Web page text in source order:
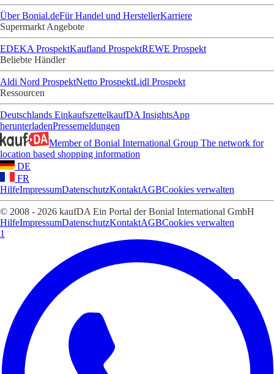
Über Bonial.deFür Handel und HerstellerKarriere
Supermarkt Angebote
EDEKA ProspektKaufland ProspektREWE Prospekt
Beliebte Händler
Aldi Nord ProspektNetto ProspektLidl Prospekt
Ressourcen
Deutschlands EinkaufszettelkaufDA InsightsApp
herunterladenPressemeldungen
Member of Bonial International Group The network for
location based shopping information
DE
FR
HilfeImpressumDatenschutzKontaktAGBCookies verwalten
© 2008 - 2026 kaufDA Ein Portal der Bonial International GmbH
HilfeImpressumDatenschutzKontaktAGBCookies verwalten
1